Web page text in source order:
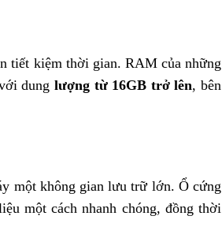
tiết kiệm thời gian. RAM của những
dung lượng từ 16GB trở lên, bên
một không gian lưu trữ lớn. Ổ cứng
một cách nhanh chóng, đồng thời